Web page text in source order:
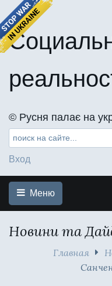
©️ Русня палає на
Вход
Меню
Новини та
Главная